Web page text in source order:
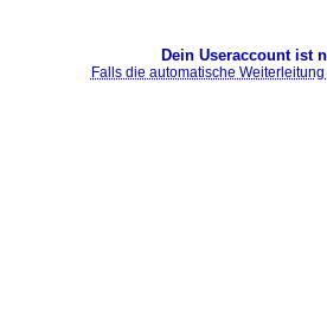
Dein Useraccount ist
Falls die automatische